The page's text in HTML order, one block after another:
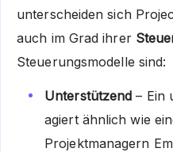
unterscheiden sich
auch im Grad ihrer
Steuerungsmodelle sind:
Unterstützend– Ein
agiert ähnlich wie
Projektmanagern